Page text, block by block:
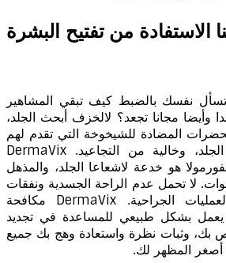
الاستفادة من تفتيح البشرة
نفسك بالضبط كيف تبقي المشاهير
وأيضا مجانا تجعد؟ لالخزف أبحث الجلد،
المضادة للشيخوخة التي تقدم لهم
مظهر ناعم مرونة الجلد، وخالية من التجاعيد. DermaVix
هو خدعة لاشعاعا الجلد، والمذهل
لا تحمل عدم الراحة الجسدية ونفقات
الإجراءات الثمن والعمليات الجراحية. DermaVix مكافحة
يعمل بشكل طبيعي للمساعدة في تجديد
بك، وثبات نظرة واستعادة وهج بك جميع
المظهر لك.